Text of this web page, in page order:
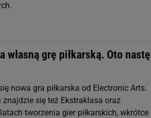
grę piłkarską. Oto
nowa gra piłkarska od Electronic Arts.
się też Ekstraklasa oraz
tworzenia gier piłkarskich, wkrótce